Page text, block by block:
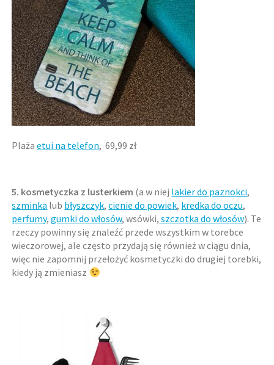
Plażaetui na telefon, 69,99 zł
5. kosmetyczka z lusterkiem (a w niej lakier do paznokci,
szminka lub błyszczyk,cienie do powiek, kredka do oczu,
perfumy,gumki do włosów, wsówki, szczotka do włosów). Te
rzeczy powinny się znaleźć przede wszystkim w torebce
wieczorowej, ale często przydają się również w ciągu dnia,
więc nie zapomnij przełożyć kosmetyczki do drugiej torebki,
kiedy ją zmieniasz